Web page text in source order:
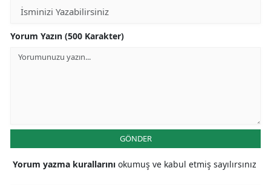
Yorum Yazın (500 Karakter)
GÖNDER
Yorum yazma kurallarını okumuş ve kabul etmiş sayılırsınız